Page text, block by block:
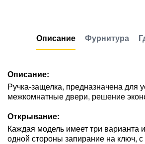
Описание Фурнитура
Описание:
Ручка-защелка, предназначена для
межкомнатные двери, решение
Открывание:
Каждая модель имеет три варианта
одной стороны запирание на ключ, с